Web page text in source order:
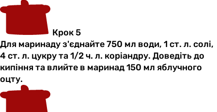
Крок 5
Для маринаду з'єднайте 750 мл води, 1 ст. л. солі,
4 ст. л. цукру та 1/2 ч. л. коріандру. Доведіть до
кипіння та влийте в маринад 150 мл яблучного
оцту.